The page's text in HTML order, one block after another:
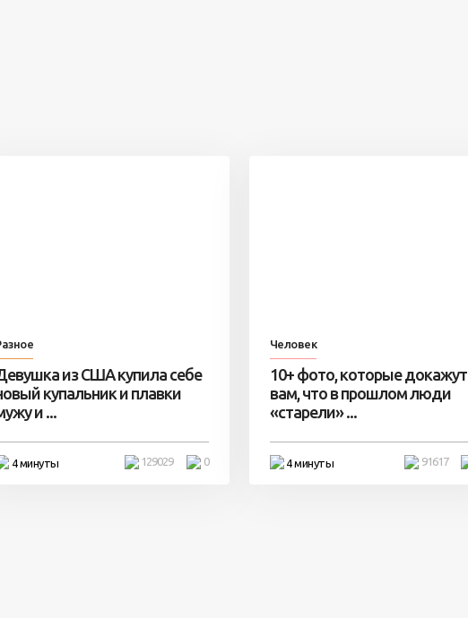
из США купила себе
купальник и плавки
и ...
4 минуты 0
129029
Человек
10+ фото, которые докажут
вам, что в прошлом люди
«старели» ...
4 минуты 91617